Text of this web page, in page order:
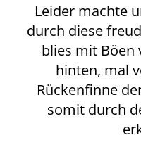
Leider machte
durch diese
blies mit Böen
hinten, mal
Rückenfinne
somit durch